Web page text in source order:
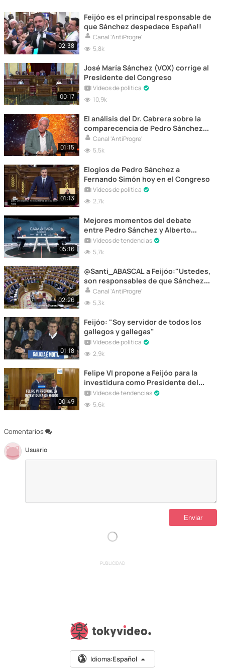
Comentarios
Usuario
02:38
Feijóo es el principal responsable de
que Sánchez despedace España!!
Canal 'AntiProgre'
5,8k
00:17
José María Sánchez (VOX) corrige al
Presidente del Congreso
Vídeos de política
10,9k
01:15
El análisis del Dr. Cabrera sobre la
comparecencia de Pedro Sánchez
en el Congreso
Canal 'AntiProgre'
5,5k
01:13
Elogios de Pedro Sánchez a
Fernando Simón hoy en el Congreso
Vídeos de política
2,7k
05:16
Mejores momentos del debate
entre Pedro Sánchez y Alberto
Núñez Feijoo
Vídeos de tendencias
5,7k
02:26
@Santi_ABASCAL a Feijóo:"Ustedes,
son responsables de que Sánchez
siga sentado en el banco azul".
Canal 'AntiProgre'
5,3k
01:18
Feijóo: "Soy servidor de todos los
gallegos y gallegas"
Vídeos de política
2,9k
00:49
Felipe VI propone a Feijóo para la
investidura como Presidente del
Gobierno
Vídeos de tendencias
5,6k
PUBLICIDAD
Idioma:Español